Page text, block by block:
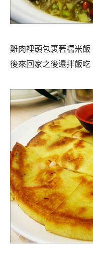
雞肉裡頭包裹著糥米
後來回家之後還拌飯